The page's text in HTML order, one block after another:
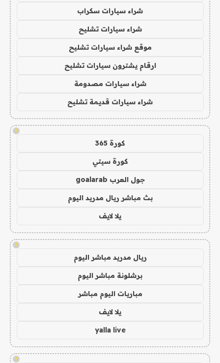
شراء سيارات سكراب
شراء سيارات تشليح
موقع شراء سيارات تشليح
ارقام يشترون سيارات تشليح
شراء سيارات مصدومة
شراء سيارات قديمة تشليح
!
كورة 365
كورة سيتي
جول العرب goalarab
بث مباشر ريال مدريد اليوم
يلا لايف
!
ريال مدريد مباشر اليوم
برشلونة مباشر اليوم
مباريات اليوم مباشر
يلا لايف
yalla live
!